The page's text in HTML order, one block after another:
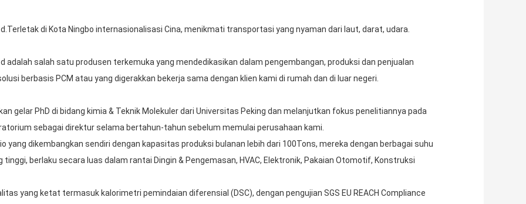
di Kota Ningbo internasionalisasi Cina, menikmati transportasi yang nyaman dari laut, darat, udara.
adalah salah satu produsen terkemuka yang mendedikasikan dalam pengembangan, produksi dan penjualan
berbasis PCM atau yang digerakkan bekerja sama dengan klien kami di rumah dan di luar negeri.
gelar PhD di bidang kimia & Teknik Molekuler dari Universitas Peking dan melanjutkan fokus penelitiannya pada
sebagai direktur selama bertahun-tahun sebelum memulai perusahaan kami.
yang dikembangkan sendiri dengan kapasitas produksi bulanan lebih dari 100Tons, mereka dengan berbagai suhu
berlaku secara luas dalam rantai Dingin & Pengemasan, HVAC, Elektronik, Pakaian Otomotif, Konstruksi
yang ketat termasuk kalorimetri pemindaian diferensial (DSC), dengan pengujian SGS EU REACH Compliance